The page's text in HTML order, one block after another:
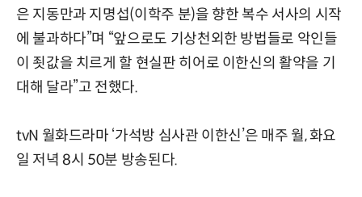
은 지동만과 지명섭(이학주 분)을 향한 복수 서사의 시작
에 불과하다”며 “앞으로도 기상천외한 방법들로 악인들
이 죗값을 치르게 할 현실판 히어로 이한신의 활약을 기
대해 달라”고 전했다.
tvN 월화드라마 ‘가석방 심사관 이한신’은 매주 월, 화요
일 저녁 8시 50분 방송된다.